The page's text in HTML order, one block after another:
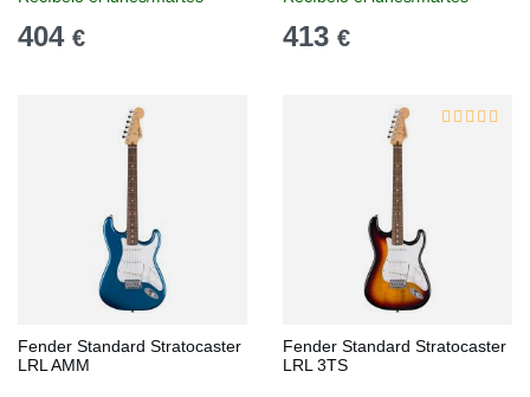
404 € 413 €
Fender Standard Stratocaster
LRL AMM
Fender Standard Stratocaster
LRL 3TS